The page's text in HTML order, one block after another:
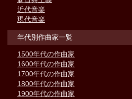
近代音楽
現代音楽
年代別作曲家一覧
1500年代の作曲家
1600年代の作曲家
1700年代の作曲家
1800年代の作曲家
1900年代の作曲家